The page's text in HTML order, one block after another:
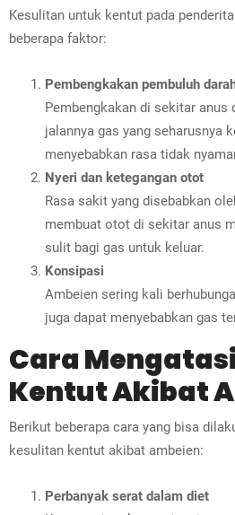
Kesulitan untuk kentut pada
beberapa faktor:
Pembengkakan pembuluh
Pembengkakan di sekitar anus
jalannya gas yang seharusnya
menyebabkan rasa tidak
Nyeri dan ketegangan otot
Rasa sakit yang disebabkan
membuat otot di sekitar anus
sulit bagi gas untuk keluar.
Konsipasi
Ambeien sering kali
juga dapat menyebabkan gas
Cara
Kentut Akibat
Berikut beberapa cara yang bisa
kesulitan kentut akibat ambeien:
Perbanyak serat dalam diet